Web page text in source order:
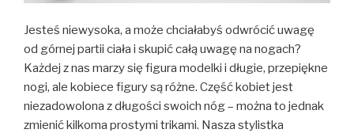
Jesteś niewysoka, a może chciałabyś odwrócić uwagę
od górnej partii ciała i skupić całą uwagę na nogach?
Każdej z nas marzy się figura modelki i długie, przepiękne
nogi, ale kobiece figury są różne. Część kobiet jest
niezadowolona z długości swoich nóg – można to jednak
zmienić kilkoma prostymi trikami. Nasza stylistka